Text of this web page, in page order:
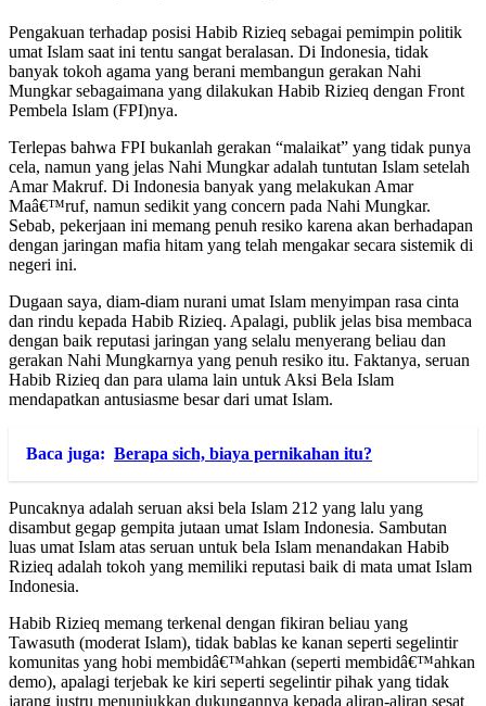
Pengakuan terhadap posisi Habib Rizieq sebagai pemimpin politik
umat Islam saat ini tentu sangat beralasan. Di Indonesia, tidak
banyak tokoh agama yang berani membangun gerakan Nahi
Mungkar sebagaimana yang dilakukan Habib Rizieq dengan Front
Pembela Islam (FPI)nya.
Terlepas bahwa FPI bukanlah gerakan “malaikat” yang tidak punya
cela, namun yang jelas Nahi Mungkar adalah tuntutan Islam setelah
Amar Makruf. Di Indonesia banyak yang melakukan Amar
Maâ€™ruf, namun sedikit yang concern pada Nahi Mungkar.
Sebab, pekerjaan ini memang penuh resiko karena akan berhadapan
dengan jaringan mafia hitam yang telah mengakar secara sistemik di
negeri ini.
Dugaan saya, diam-diam nurani umat Islam menyimpan rasa cinta
dan rindu kepada Habib Rizieq. Apalagi, publik jelas bisa membaca
dengan baik reputasi jaringan yang selalu menyerang beliau dan
gerakan Nahi Mungkarnya yang penuh resiko itu. Faktanya, seruan
Habib Rizieq dan para ulama lain untuk Aksi Bela Islam
mendapatkan antusiasme besar dari umat Islam.
Baca juga: Berapa sich, biaya pernikahan itu?
Puncaknya adalah seruan aksi bela Islam 212 yang lalu yang
disambut gegap gempita jutaan umat Islam Indonesia. Sambutan
luas umat Islam atas seruan untuk bela Islam menandakan Habib
Rizieq adalah tokoh yang memiliki reputasi baik di mata umat Islam
Indonesia.
Habib Rizieq memang terkenal dengan fikiran beliau yang
Tawasuth (moderat Islam), tidak bablas ke kanan seperti segelintir
komunitas yang hobi membidâ€™ahkan (seperti membidâ€™ahkan
demo), apalagi terjebak ke kiri seperti segelintir pihak yang tidak
jarang justru menunjukkan dukungannya kepada aliran-aliran sesat